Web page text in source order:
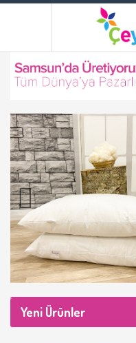
Yeni Ürünler